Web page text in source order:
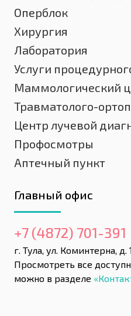
Оперблок
Хирургия
Лаборатория
Услуги
Маммологический
Травматолого-
Центр лучевой
Профосмотры
Аптечный пункт
Главный офис
+7 (4872) 701-391
г. Тула, ул. Коминтерна, д.
Просмотреть все
можно в разделе